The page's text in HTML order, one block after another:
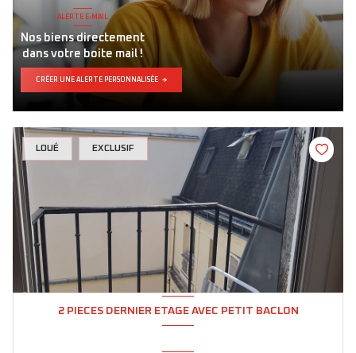
LOUÉ EXCLUSIF
2 PIECES DERNIER ETAGE AVEC PETIT BACLON